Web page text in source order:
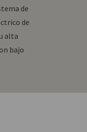
de
de
alta
bajo